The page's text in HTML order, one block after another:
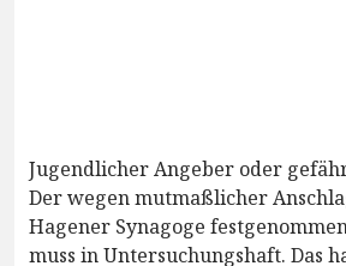
Jugendlicher Angeber oder
Der wegen mutmaßlicher
Hagener Synagoge
muss in Untersuchungshaft. Das